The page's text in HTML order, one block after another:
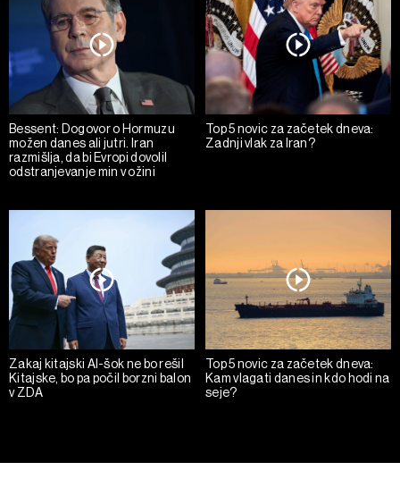
Bessent: Dogovor o Hormuzu
možen danes ali jutri. Iran
razmišlja, da bi Evropi dovolil
odstranjevanje min v ožini
Top 5 novic za začetek dneva:
Zadnji vlak za Iran?
Zakaj kitajski AI-šok ne bo rešil
Kitajske, bo pa počil borzni balon
v ZDA
Top 5 novic za začetek dneva:
Kam vlagati danes in kdo hodi na
seje?